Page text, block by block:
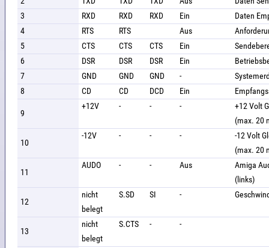
3
RXD RXD RXD Ein
Daten
4
RTS RTS Aus
5
CTS CTS CTS Ein
6
DSR DSR DSR Ein
7
GND GND GND -
8
CD CD DCD Ein
9
+12V - - -
+12 Volt
(max. 20
10
-12V - - -
-12 Volt
(max. 20
11
AUDO - - Aus
Amiga
(links)
12
nicht
belegt
S.SD SI -
13
nicht
belegt
S.CTS - -